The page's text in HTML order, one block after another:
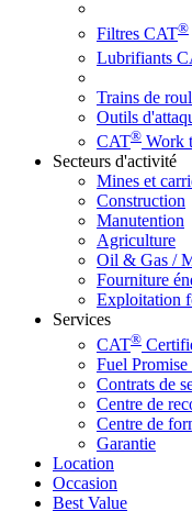
Filtres CAT®
Lubrifiants
Trains de
Outils
CAT® Work
Secteurs d'activité
Mines et
Construction
Manutention
Agriculture
Oil & Gas /
Fourniture
Exploitation
Services
CAT®
Fuel Promise
Contrats de
Centre de
Centre de
Garantie
Location
Occasion
Best Value